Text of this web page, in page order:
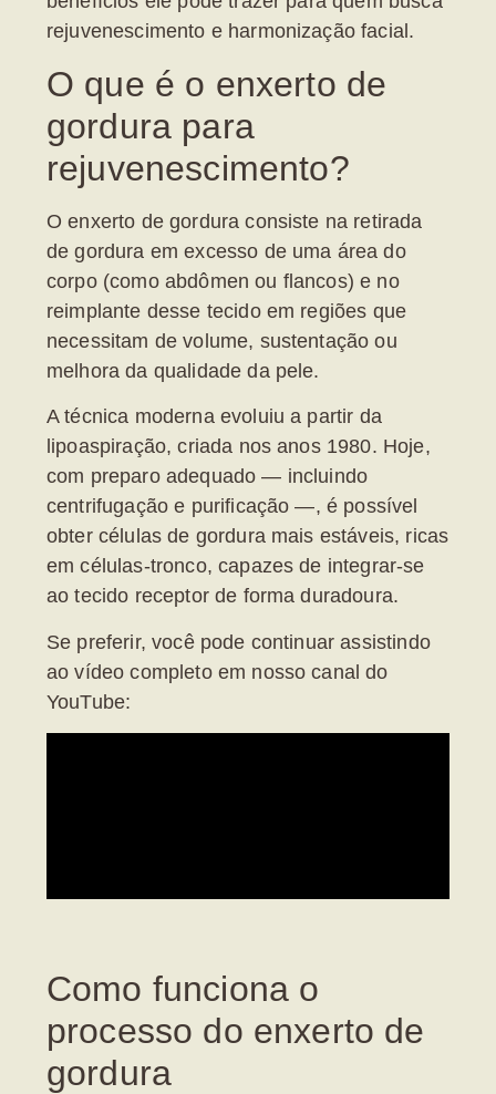
rejuvenescimento e harmonização facial.
O que é o enxerto de
gordura para
rejuvenescimento?
Oenxerto de gordura consiste na retirada
de gordura em excesso de uma área do
corpo (como abdômen ou flancos) e no
reimplante desse tecido em regiões que
necessitam de volume, sustentação ou
melhora da qualidade da pele.
A técnica moderna evoluiu a partir da
lipoaspiração, criada nos anos 1980. Hoje,
com preparo adequado — incluindo
centrifugação e purificação —, é possível
obter células de gordura mais estáveis, ricas
em células-tronco, capazes de integrar-se
ao tecido receptor de forma duradoura.
Se preferir, você pode continuar assistindo
ao vídeo completo em nosso canal do
YouTube:
Como funciona o
processo do enxerto de
gordura